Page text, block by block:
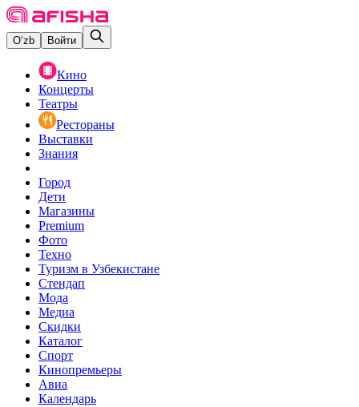
O‘zb Войти
Кино
Концерты
Театры
Рестораны
Выставки
Знания
Город
Дети
Магазины
Premium
Фото
Техно
Туризм в Узбекистане
Стендап
Мода
Медиа
Скидки
Каталог
Спорт
Кинопремьеры
Авиа
Календарь